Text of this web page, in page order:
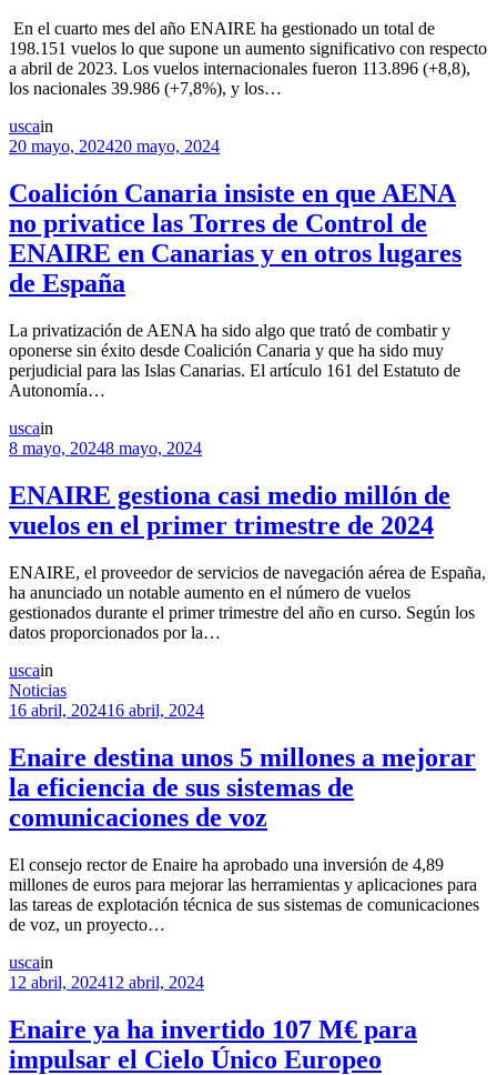
En el cuarto mes del año ENAIRE ha gestionado un total de
198.151 vuelos lo que supone un aumento significativo con respecto
a abril de 2023. Los vuelos internacionales fueron 113.896 (+8,8),
los nacionales 39.986 (+7,8%), y los…
uscain
20 mayo, 202420 mayo, 2024
Coalición Canaria insiste en que AENA
no privatice las Torres de Control de
ENAIRE en Canarias y en otros lugares
de España
La privatización de AENA ha sido algo que trató de combatir y
oponerse sin éxito desde Coalición Canaria y que ha sido muy
perjudicial para las Islas Canarias. El artículo 161 del Estatuto de
Autonomía…
uscain
8 mayo, 20248 mayo, 2024
ENAIRE gestiona casi medio millón de
vuelos en el primer trimestre de 2024
ENAIRE, el proveedor de servicios de navegación aérea de España,
ha anunciado un notable aumento en el número de vuelos
gestionados durante el primer trimestre del año en curso. Según los
datos proporcionados por la…
uscain
Noticias
16 abril, 202416 abril, 2024
Enaire destina unos 5 millones a mejorar
la eficiencia de sus sistemas de
comunicaciones de voz
El consejo rector de Enaire ha aprobado una inversión de 4,89
millones de euros para mejorar las herramientas y aplicaciones para
las tareas de explotación técnica de sus sistemas de comunicaciones
de voz, un proyecto…
uscain
12 abril, 202412 abril, 2024
Enaire ya ha invertido 107 M€ para
impulsar el Cielo Único Europeo